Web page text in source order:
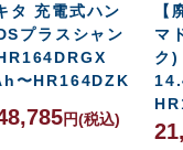
タ 充電式ハン
プラスシャン
〜HR164DZK
円(税込)
【
マ
ク